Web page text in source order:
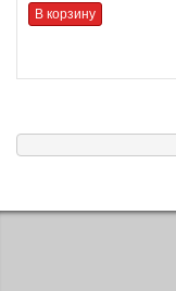
В корзину